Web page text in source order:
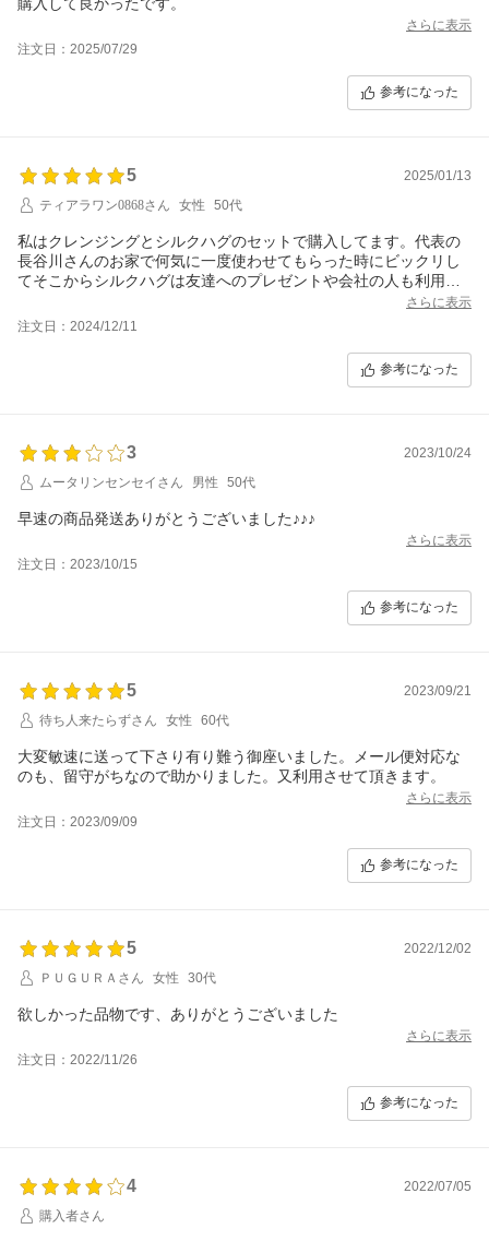
さらに表示
注文日：2025/07/29
参考になった
5
2025/01/13
ティアラワン0868さん
女性 50代
私はクレンジングとシルクハグのセットで購入してます。代表の
長谷川さんのお家で何気に一度使わせてもらった時にビックリし
てそこからシルクハグは友達へのプレゼントや会社の人も利用し
さらに表示
注文日：2024/12/11
参考になった
3
2023/10/24
ムータリンセンセイさん
男性 50代
早速の商品発送ありがとうございました♪♪♪
さらに表示
注文日：2023/10/15
参考になった
5
2023/09/21
待ち人来たらずさん
女性 60代
大変敏速に送って下さり有り難う御座いました。メール便対応な
のも、留守がちなので助かりました。又利用させて頂きます。
さらに表示
注文日：2023/09/09
参考になった
5
2022/12/02
ＰＵＧＵＲＡさん
女性 30代
欲しかった品物です、ありがとうございました
さらに表示
注文日：2022/11/26
参考になった
4
2022/07/05
購入者さん